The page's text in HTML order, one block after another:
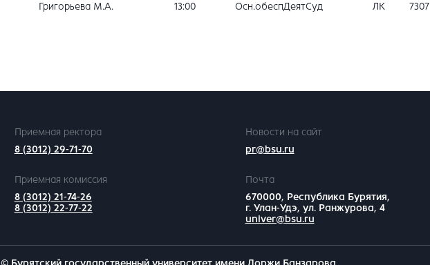
Григорьева М.А. 13:00 Осн.обеспДеятСуд ЛК 7307
Приемная ректора
8 (3012) 29-71-70
Новости на сайт
pr@bsu.ru
Приемная комиссия
8 (3012) 21-74-26
8 (3012) 22-77-22
Почта
670000, Республика Бурятия,
г. Улан-Удэ, ул. Ранжурова, 4
univer@bsu.ru